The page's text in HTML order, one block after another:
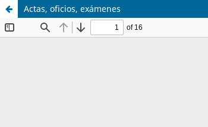
Actas, oficios, exámenes